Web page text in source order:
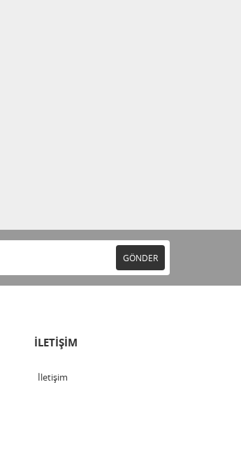
GÖNDER
İLETİŞİM
İletişim